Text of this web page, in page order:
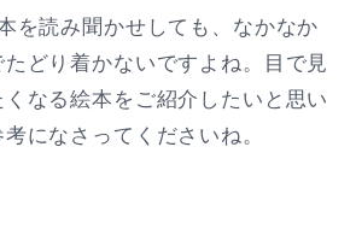
を読み聞かせしても、なかなか
どり着かないですよね。目で見
なる絵本をご紹介したいと思い
になさってくださいね。